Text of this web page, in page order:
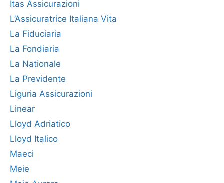
Itas Assicurazioni
L’Assicuratrice Italiana Vita
La Fiduciaria
La Fondiaria
La Nationale
La Previdente
Liguria Assicurazioni
Linear
Lloyd Adriatico
Lloyd Italico
Maeci
Meie